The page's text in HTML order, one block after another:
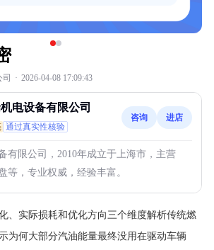
· 2026-04-08 17:09:43
机电设备有限公司
通过真实性核验
咨询 进店
有限公司，2010年成立于上海市，主营
等，专业权威，经验丰富。
、实际损耗和优化方向三个维度解析传统燃
为何大部分汽油能量最终没用在驱动车辆